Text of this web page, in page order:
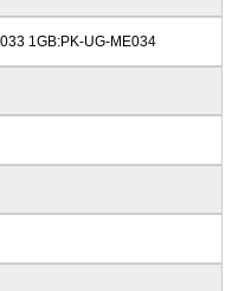
1GB:PK-UG-ME034